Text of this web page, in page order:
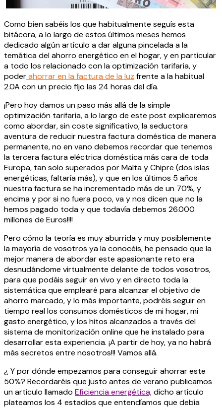
Como bien sabéis los que habitualmente seguís esta
bitácora, a lo largo de estos últimos meses hemos
dedicado algún artículo a dar alguna pincelada a la
temática del ahorro energético en el hogar, y en particular
a todo los relacionado con la optimización tarifaria, y
poderahorrar en la factura de la luz frente a la habitual
2.0A con un precio fijo las 24 horas del día.
¡Pero hoy damos un paso más allá de la simple
optimización tarifaria, a lo largo de este post explicaremos
como abordar, sin coste significativo, la seductora
aventura de reducir nuestra factura doméstica de manera
permanente, no en vano debemos recordar que tenemos
la tercera factura eléctrica doméstica más cara de toda
Europa, tan solo superados por Malta y Chipre (dos islas
energéticas, faltaría más), y que en los últimos 5 años
nuestra factura se ha incrementado más de un 70%, y
encima y por si no fuera poco, va y nos dicen que no la
hemos pagado toda y que todavía debemos 26.000
millones de Euros!!!!
Pero cómo la teoría es muy aburrida y muy posiblemente
la mayoría de vosotros ya la conocéis, he pensado que la
mejor manera de abordar este apasionante reto era
desnudándome virtualmente delante de todos vosotros,
para que podáis seguir en vivo y en directo toda la
sistemática que emplearé para alcanzar el objetivo de
ahorro marcado, y lo más importante, podréis seguir en
tiempo real los consumos domésticos de mi hogar, mi
gasto energético, y los hitos alcanzados a través del
sistema de monitorización online que he instalado para
desarrollar esta experiencia. ¡A partir de hoy, ya no habrá
más secretos entre nosotros!!! Vamos allá.
¿ Y por dónde empezamos para conseguir ahorrar este
50%? Recordaréis que justo antes de verano publicamos
un artículo llamado Eficiencia energética,dicho artículo
plateamos los 4 estadios que entendíamos que debía